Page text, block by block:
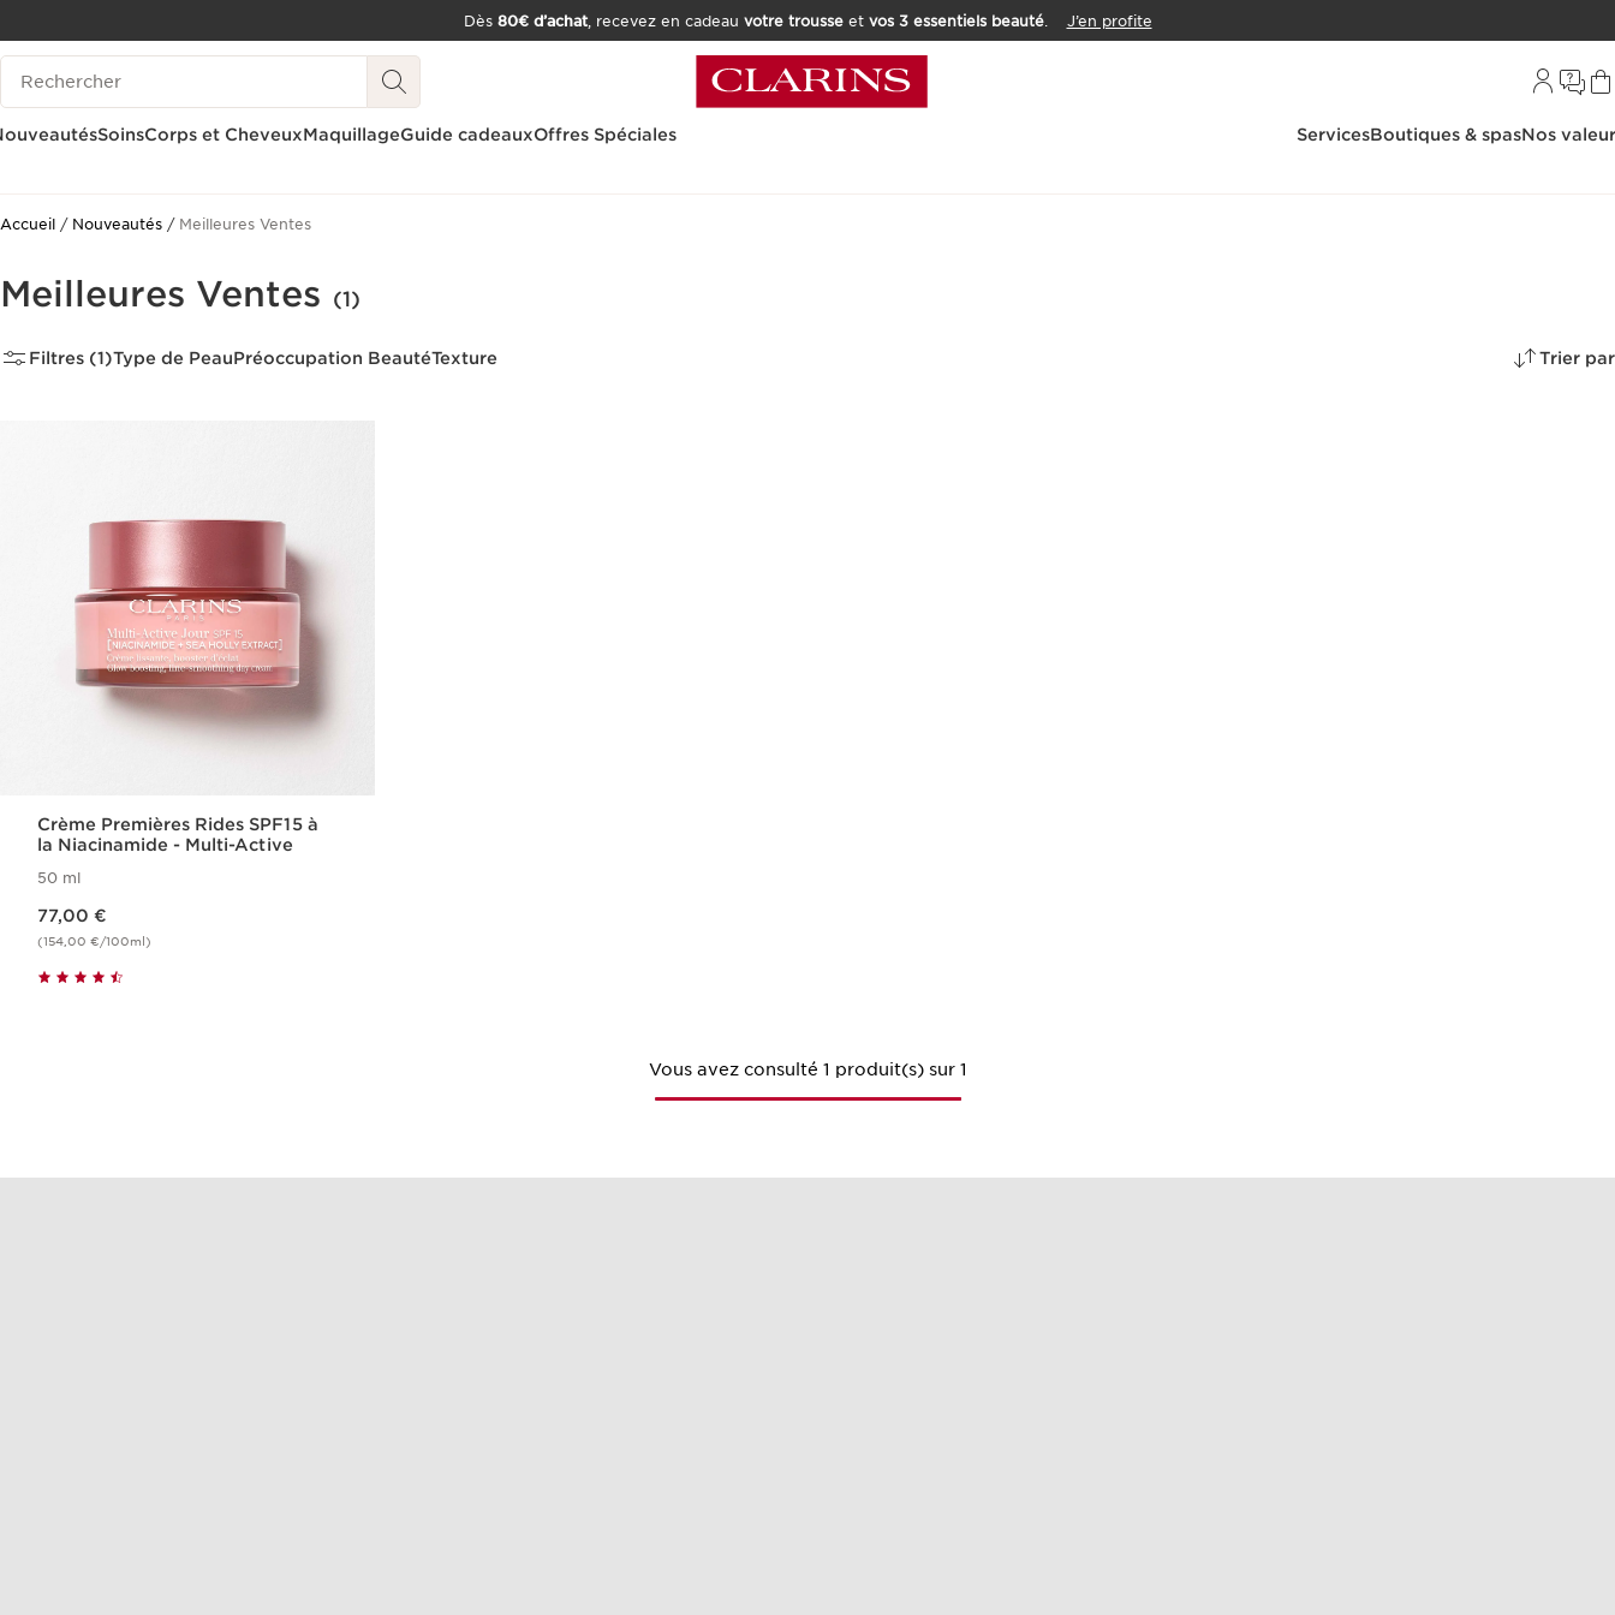
ALLER AU CONTENU
CONSULTER LE PIED DE PAGE
OUTIL D'ACCESSIBILITÉ
Dès 80€ d’achat, recevez en cadeau votre trousseet vos 3 essentiels beauté. J’en profite
Historique des recherches
SoinsCorps et CheveuxMaquillageGuide cadeauxOffres Spéciales ServicesBoutiques & spasNos
Accueil Nouveautés Meilleures Ventes
Meilleures Ventes (1)
Filtres (1)Type de PeauPréoccupation BeautéTexture Trier par
Crème Premières Rides SPF15 à
la Niacinamide - Multi-Active
50 ml
77,00 €
(154,00 €/100ml)
Vous avez consulté 1 produit(s) sur 1